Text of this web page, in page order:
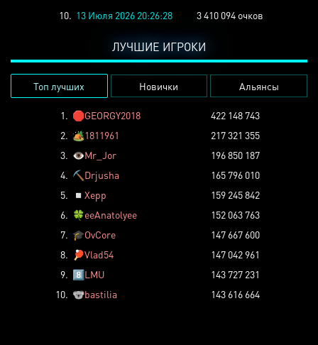
10. 13 Июля 2026 20:26:28 3 410 094 очков
ЛУЧШИЕ ИГРОКИ
Топ лучших Новички Альянсы
1. 🛑GEORGY2018
422 148 743
2. 🏕️1811961
217 321 355
3. 👁️Mr_Jor
196 850 187
4. ⛏️ Drjusha
165 796 010
5.
◽ Xepp
159 245 842
6. 🍀eeAnatolyee
152 063 763
7. 🎓OvCore
147 667 600
8.
🏓Vlad54
147 042 961
9. 8️⃣LMU
143 727 231
10. 🐨bastilia 143 616 664